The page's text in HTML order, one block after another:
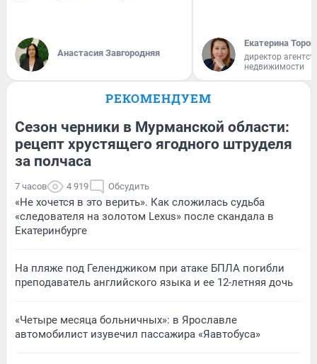
Анастасия Завгородняя
Екатерина
директор
недвижимости
РЕКОМЕНДУЕМ
Сезон черники в Мурманской области:
рецепт хрустящего ягодного штруделя
за полчаса
7 часов 4 919 Обсудить
«Не хочется в это верить». Как сложилась судьба
«следователя на золотом Lexus» после скандала в
Екатеринбурге
На пляже под Геленджиком при атаке БПЛА погибли
преподаватель английского языка и ее 12-летняя дочь
«Четыре месяца больничных»: в Ярославле
автомобилист изувечил пассажира «Яавтобуса»